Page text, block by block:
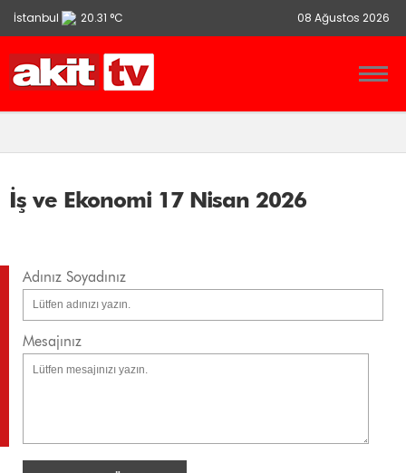
İstanbul 20.31 °C
Ankara 13.9 °C
İzmir 21.86 °C
08 Ağustos 2026
İş ve Ekonomi 17 Nisan 2026
Adınız Soyadınız
Mesajınız